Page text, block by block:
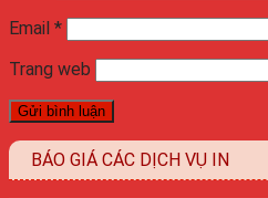
Email *
Trang web
BÁO GIÁ CÁC DỊCH VỤ IN